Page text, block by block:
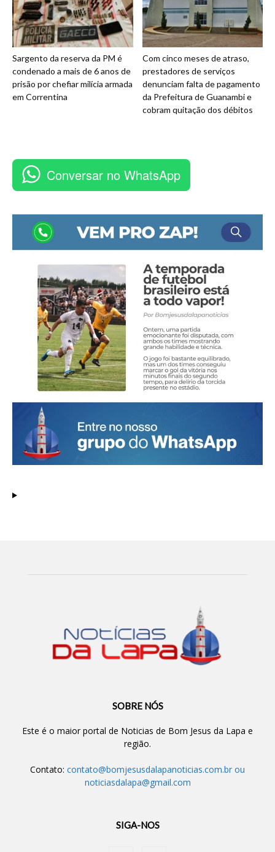
Sargento da reserva da PM é
condenado a mais de 6 anos de
prisão por chefiar milícia armada
em Correntina
Com cinco meses de atraso,
prestadores de serviços
denunciam falta de pagamento
da Prefeitura de Guanambi e
cobram quitação dos débitos
Conversar no WhatsApp
SOBRE NÓS
Este é o maior portal de Noticias de Bom Jesus da Lapa e
região.
Contato: contato@bomjesusdalapanoticias.com.br ou
noticiasdalapa@gmail.com
SIGA-NOS